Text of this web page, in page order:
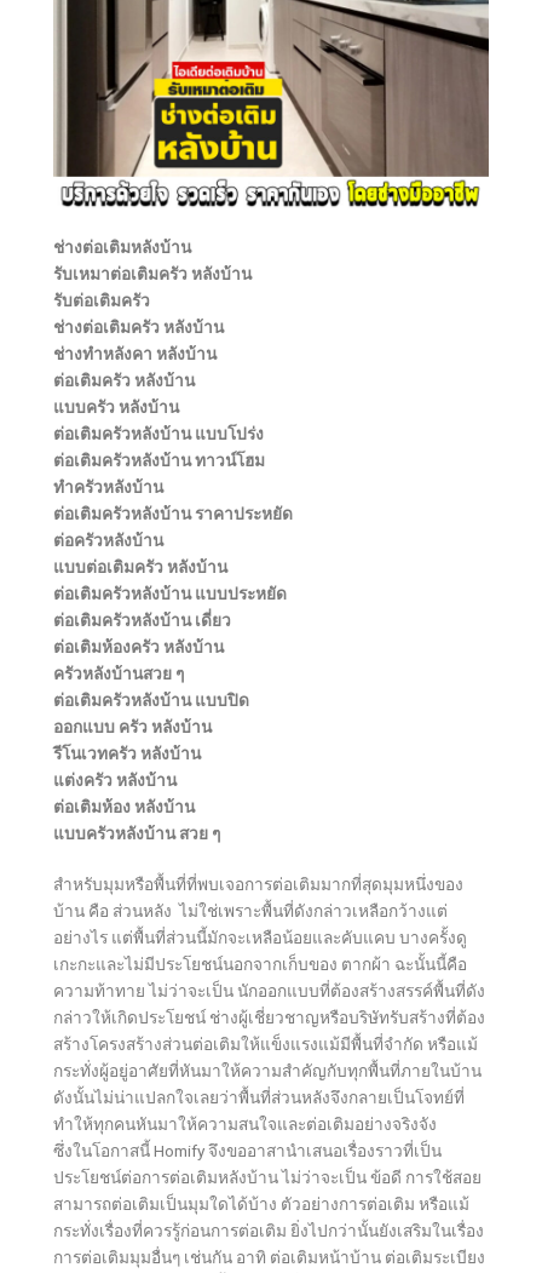
ช่างต่อเติมหลังบ้าน
รับเหมาต่อเติมครัว หลังบ้าน
รับต่อเติมครัว
ช่างต่อเติมครัว หลังบ้าน
ช่างทําหลังคา หลังบ้าน
ต่อเติมครัว หลังบ้าน
แบบครัว หลังบ้าน
ต่อเติมครัวหลังบ้าน แบบโปร่ง
ต่อเติมครัวหลังบ้าน ทาวน์โฮม
ทําครัวหลังบ้าน
ต่อเติมครัวหลังบ้าน ราคาประหยัด
ต่อครัวหลังบ้าน
แบบต่อเติมครัว หลังบ้าน
ต่อเติมครัวหลังบ้าน แบบประหยัด
ต่อเติมครัวหลังบ้าน เดี่ยว
ต่อเติมห้องครัว หลังบ้าน
ครัวหลังบ้านสวย ๆ
ต่อเติมครัวหลังบ้าน แบบปิด
ออกแบบ ครัว หลังบ้าน
รีโนเวทครัว หลังบ้าน
แต่งครัว หลังบ้าน
ต่อเติมห้อง หลังบ้าน
แบบครัวหลังบ้าน สวย ๆ
สำหรับมุมหรือพื้นที่ที่พบเจอการต่อเติมมากที่สุดมุมหนึ่งของ
บ้าน คือ ส่วนหลัง ไม่ใช่เพราะพื้นที่ดังกล่าวเหลือกว้างแต่
อย่างไร แต่พื้นที่ส่วนนี้มักจะเหลือน้อยและคับแคบ บางครั้งดู
เกะกะและไม่มีประโยชน์นอกจากเก็บของ ตากผ้า ฉะนั้นนี้คือ
ความท้าทาย ไม่ว่าจะเป็น นักออกแบบที่ต้องสร้างสรรค์พื้นที่ดัง
กล่าวให้เกิดประโยชน์ ช่างผู้เชี่ยวชาญหรือบริษัทรับสร้างที่ต้อง
สร้างโครงสร้างส่วนต่อเติมให้แข็งแรงแม้มีพื้นที่จำกัด หรือแม้
กระทั่งผู้อยู่อาศัยที่หันมาให้ความสำคัญกับทุกพื้นที่ภายในบ้าน
ดังนั้นไม่น่าแปลกใจเลยว่าพื้นที่ส่วนหลังจึงกลายเป็นโจทย์ที่
ทำให้ทุกคนหันมาให้ความสนใจและต่อเติมอย่างจริงจัง
ซึ่งในโอกาสนี้ Homify จึงขออาสานำเสนอเรื่องราวที่เป็น
ประโยชน์ต่อการต่อเติมหลังบ้าน ไม่ว่าจะเป็น ข้อดี การใช้สอย
สามารถต่อเติมเป็นมุมใดได้บ้าง ตัวอย่างการต่อเติม หรือแม้
กระทั่งเรื่องที่ควรรู้ก่อนการต่อเติม ยิ่งไปกว่านั้นยังเสริมในเรื่อง
การต่อเติมมุมอื่นๆ เช่นกัน อาทิ ต่อเติมหน้าบ้าน ต่อเติมระเบียง